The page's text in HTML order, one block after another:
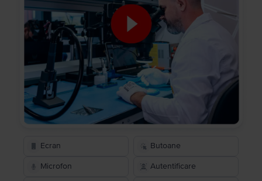
Ecran Butoane
Microfon Autentificare